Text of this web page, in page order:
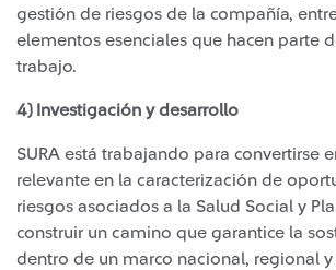
gestión de riesgos de la compañía,
elementos esenciales que hacen parte
trabajo.
4) Investigación y desarrollo
SURA está trabajando para convertirse
relevante en la caracterización de
riesgos asociados a la Salud Social y
construir un camino que garantice la
dentro de un marco nacional, regional y